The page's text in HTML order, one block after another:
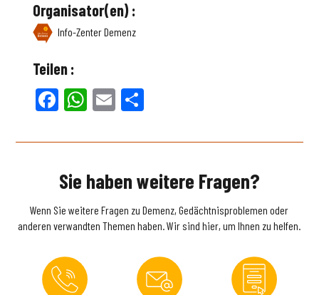
Organisator(en) :
Info-Zenter Demenz
Teilen :
Facebook
WhatsApp
Email
Sie haben weitere Fragen?
Wenn Sie weitere Fragen zu Demenz, Gedächtnisproblemen oder
anderen verwandten Themen haben. Wir sind hier, um Ihnen zu helfen.